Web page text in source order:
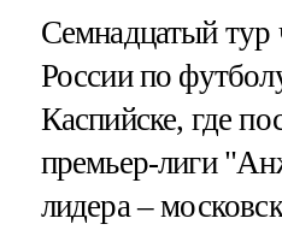
Семнадцатый тур
России по
Каспийске, где
премьер-лиги
лидера –